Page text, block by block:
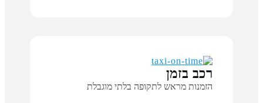
רכב בזמן
הזמנות מראש לתקופה בלתי מוגבלת